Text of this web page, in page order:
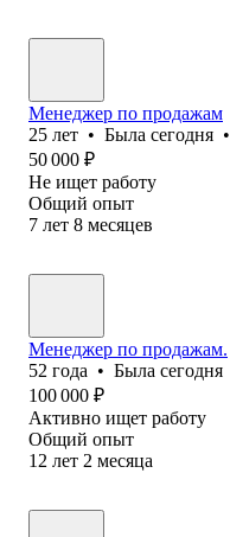
Менеджер по продажам
25 лет • Была сегодня •
50 000 ₽
Не ищет работу
Общий опыт
7 лет 8 месяцев
Менеджер по продажам.
52 года • Была сегодня
100 000 ₽
Активно ищет работу
Общий опыт
12 лет 2 месяца